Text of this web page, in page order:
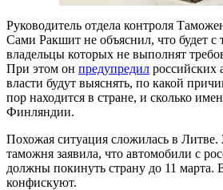
Руководитель отдела контроля
Сами Ракшит не объяснил, что будет
владельцы которых не выполнят
При этом он предупредил российских
власти будут выяснять, по какой
пор находится в стране, и сколько
Финляндии.
Похожая ситуация сложилась в Литве.
таможня заявила, что автомобили с
должны покинуть страну до 11 марта.
конфискуют.